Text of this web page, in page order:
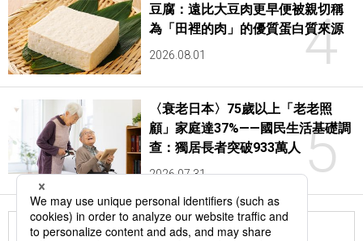
4
豆腐：遠比大豆肉更早便被親切稱
為「田裡的肉」的優質蛋白質來源
2026.08.01
5
〈衰老日本〉75歲以上「老老照
顧」家庭達37%——國民生活基礎調
查：獨居長者突破933萬人
2026.07.31
更多